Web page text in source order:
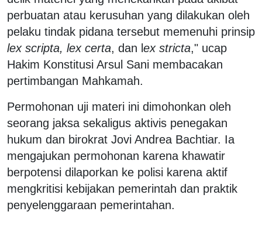
perbuatan atau kerusuhan yang dilakukan oleh
pelaku tindak pidana tersebut memenuhi prinsip
lex scripta, lex certa, dan l ex stricta," ucap
Hakim Konstitusi Arsul Sani membacakan
pertimbangan Mahkamah.
Permohonan uji materi ini dimohonkan oleh
seorang jaksa sekaligus aktivis penegakan
hukum dan birokrat Jovi Andrea Bachtiar. Ia
mengajukan permohonan karena khawatir
berpotensi dilaporkan ke polisi karena aktif
mengkritisi kebijakan pemerintah dan praktik
penyelenggaraan pemerintahan.